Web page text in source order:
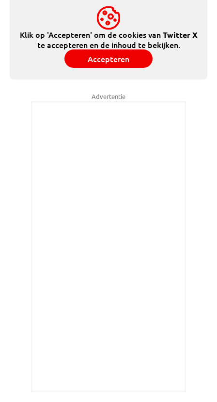
Klik op 'Accepteren' om de cookies vanTwitter X
te accepteren en de inhoud te bekijken.
Accepteren
Advertentie